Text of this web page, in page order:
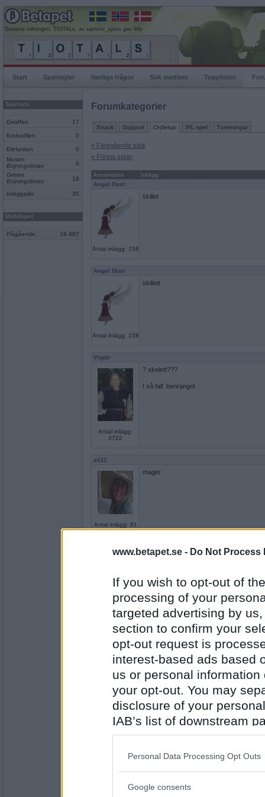
www.betapet.se - Do Not Process
If you wish to opt-out of
processing of your
targeted advertising by
section to confirm your
opt-out request is
interest-based ads based
us or personal
your opt-out. You may
disclosure of your
IAB’s list of downstream
also be disclosed by us
Downstream Participants
Please note that this
Personal Data Processing Opt Outs
Google consents
Senaste rullningen, TIOTALs, av samme_spurs gav 94p
Start Spelregler Vanliga frågor Sök medlem Topplistor
Spelrum
Giraffen 17
Krokodilen 0
Elefanten
0
Musen
Böjningslistan
0
Grisen
Böjningslistan
18
Inloggade 35
Mobilspel
Pågående 18 487
Forumkategorier
Snack Support Ordlekar IRL-spel Turneringar
« Föregående sida
« Första sidan
Användare
Inlägg
Angel Dust
Antal inlägg: 158
skillet
Angel Dust
Antal inlägg: 158
skillett
Vigdir
Antal inlägg:
3722
? skelett???
I så fall: benrangel
sli11
Antal inlägg: 81
mager
Antal inlägg:
15624
kropp
Antal inlägg:
nöjd
pilutta-dej